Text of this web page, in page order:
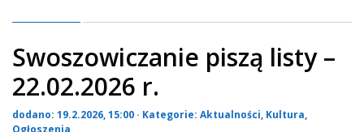
Swoszowiczanie piszą listy –
22.02.2026 r.
dodano: 19.2.2026, 15:00 · Kategorie: Aktualności, Kultura,